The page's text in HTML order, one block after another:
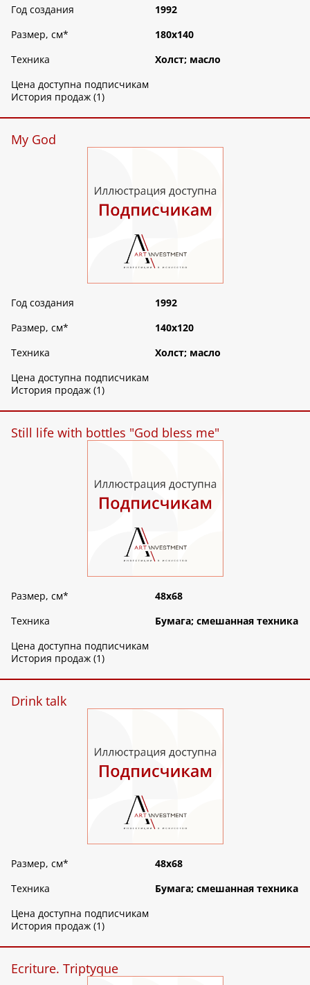
Год создания
1992
Размер, см*
180х140
Техника
Холст; масло
Цена доступна подписчикам
История продаж (1)
My God
Год создания
1992
Размер, см*
140х120
Техника
Холст; масло
Цена доступна подписчикам
История продаж (1)
Still life with bottles "God bless me"
Размер, см*
48х68
Техника
Бумага; смешанная техника
Цена доступна подписчикам
История продаж (1)
Drink talk
Размер, см*
48х68
Техника
Бумага; смешанная техника
Цена доступна подписчикам
История продаж (1)
Ecriture. Triptyque